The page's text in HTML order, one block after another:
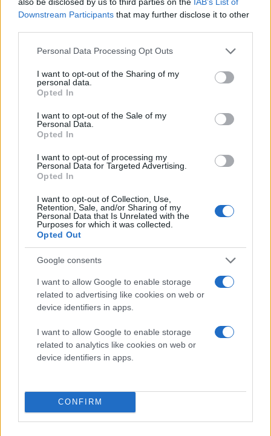
Downstream Participants that may further disclose it to other
Please note that this website/app uses one or more Google
not limited to your visit or usage behaviour. You may click to
grant or deny consent to Google and its third-party tags to
use your data for below specified purposes in below Google
consent section.
Personal Data Processing Opt Outs
I want to opt-out of the Sharing of my
personal data.
Opted In
I want to opt-out of the Sale of my
Personal Data.
Opted In
I want to opt-out of processing my
Personal Data for Targeted Advertising.
Opted In
I want to opt-out of Collection, Use,
Retention, Sale, and/or Sharing of my
Personal Data that Is Unrelated with the
Purposes for which it was collected.
Opted Out
Google consents
I want to allow Google to enable storage
related to advertising like cookies on web or
device identifiers in apps.
I want to allow Google to enable storage
related to analytics like cookies on web or
device identifiers in apps.
CONFIRM
«Περισσότερο φως σε
βρέθηκε στον Πειραιά
στους εορτασνούς των
τελετή του καθαγιασμού
των υδάτων
Δευτέρα 06 Ιαν 2025, 12:40
Κρίσιμες ώρες για τον
Αρχιεπίσκοπο
Αναστάσιο - Στον
Ευαγγελισμό ο Κυρ.
Ο Υπουργός
ενημερώθηκε από την